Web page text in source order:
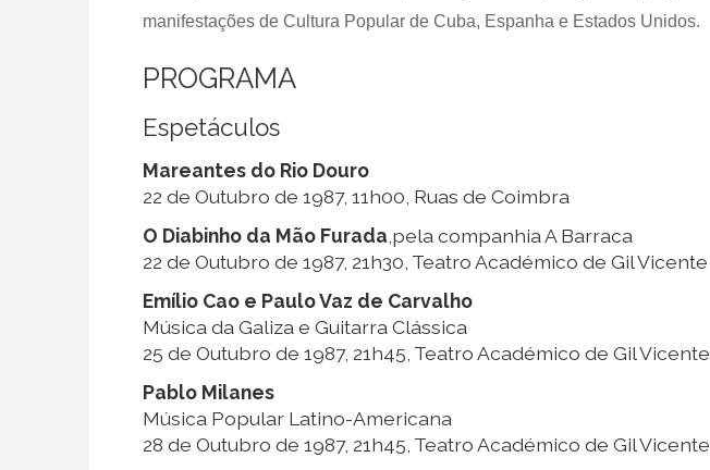
manifestações de Cultura Popular de Cuba, Espanha e Estados Unidos.
PROGRAMA
Espetáculos
Mareantes do Rio Douro
22 de Outubro de 1987, 11h00, Ruas de Coimbra
O Diabinho da Mão Furada,pela companhia A Barraca
22 de Outubro de 1987, 21h30, Teatro Académico de Gil Vicente
Emílio Cao e Paulo Vaz de Carvalho
Música da Galiza e Guitarra Clássica
25 de Outubro de 1987, 21h45, Teatro Académico de Gil Vicente
Pablo Milanes
Música Popular Latino-Americana
28 de Outubro de 1987, 21h45, Teatro Académico de Gil Vicente